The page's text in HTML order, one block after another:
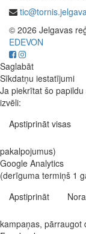
© 2026 Jelgavas
EDEVON
Saglabāt
Sīkdatņu iestatījumi
Ja piekrītat šo
izvēli:
Apstiprināt visas
pakalpojumus)
Google Analytics
(derīguma termiņš 1
Apstiprināt
kampaņas, pārraugot